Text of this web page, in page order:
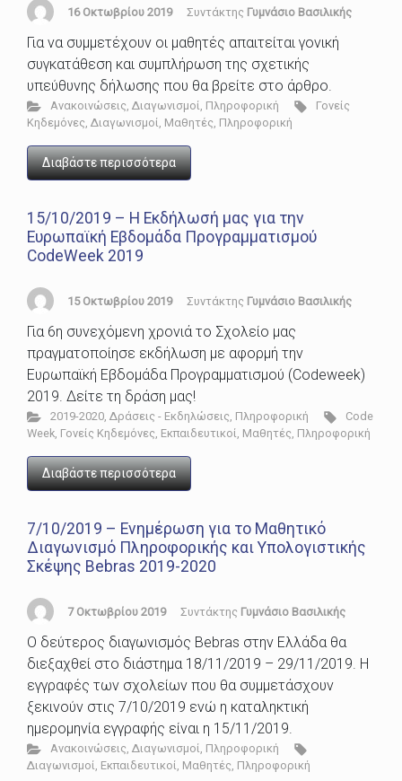
16 Οκτωβρίου 2019 Συντάκτης Γυμνάσιο Βασιλικής
Για να συμμετέχουν οι μαθητές απαιτείται γονική
συγκατάθεση και συμπλήρωση της σχετικής
υπεύθυνης δήλωσης που θα βρείτε στο άρθρο.
Ανακοινώσεις, Διαγωνισμοί, Πληροφορική
Γονείς
Κηδεμόνες, Διαγωνισμοί, Μαθητές, Πληροφορική
Διαβάστε περισσότερα
15/10/2019 – Η Εκδήλωσή μας για την
Ευρωπαϊκή Εβδομάδα Προγραμματισμού
CodeWeek 2019
15 Οκτωβρίου 2019 Συντάκτης Γυμνάσιο Βασιλικής
Για 6η συνεχόμενη χρονιά το Σχολείο μας
πραγματοποίησε εκδήλωση με αφορμή την
Ευρωπαϊκή Εβδομάδα Προγραμματισμού (Codeweek)
2019. Δείτε τη δράση μας!
2019-2020, Δράσεις - Εκδηλώσεις, Πληροφορική
Code
Week, Γονείς Κηδεμόνες, Εκπαιδευτικοί, Μαθητές, Πληροφορική
Διαβάστε περισσότερα
7/10/2019 – Ενημέρωση για το Μαθητικό
Διαγωνισμό Πληροφορικής και Υπολογιστικής
Σκέψης Bebras 2019-2020
7 Οκτωβρίου 2019 Συντάκτης Γυμνάσιο Βασιλικής
Ο δεύτερος διαγωνισμός Bebras στην Ελλάδα θα
διεξαχθεί στο διάστημα 18/11/2019 – 29/11/2019. Η
εγγραφές των σχολείων που θα συμμετάσχουν
ξεκινούν στις 7/10/2019 ενώ η καταληκτική
ημερομηνία εγγραφής είναι η 15/11/2019.
Ανακοινώσεις, Διαγωνισμοί, Πληροφορική
Διαγωνισμοί, Εκπαιδευτικοί, Μαθητές, Πληροφορική